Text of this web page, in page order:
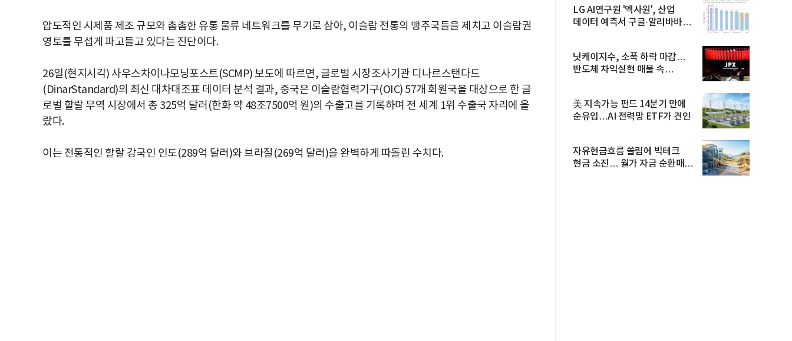
압도적인 시제품 제조 규모와 촘촘한 유통 물류 네트워크를 무기로 삼아, 이슬람 전통의 맹주국들을 제치고 이슬람권
영토를 무섭게 파고들고 있다는 진단이다.
26일(현지시각) 사우스차이나모닝포스트(SCMP) 보도에 따르면, 글로벌 시장조사기관 디나르스탠다드
(DinarStandard)의 최신 대차대조표 데이터 분석 결과, 중국은 이슬람협력기구(OIC) 57개 회원국을 대상으로 한 글
로벌 할랄 무역 시장에서 총 325억 달러(한화 약 48조7500억 원)의 수출고를 기록하며 전 세계 1위 수출국 자리에 올
랐다.
이는 전통적인 할랄 강국인 인도(289억 달러)와 브라질(269억 달러)을 완벽하게 따돌린 수치다.
LG AI연구원 '엑사원', 산업
데이터 예측서 구글·알리바바
닛케이지수, 소폭 하락 마감…
반도체 차익실현 매물 속
美 지속가능 펀드 14분기 만에
순유입…AI 전력망 ETF가 견인
자유현금흐름 쏠림에 빅테크
현금 소진… 월가 자금 순환매